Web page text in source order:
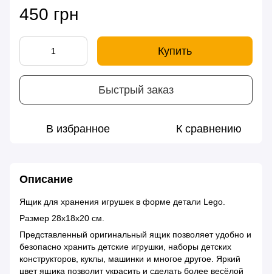
450 грн
Купить
Быстрый заказ
В избранное К сравнению
Описание
Ящик для хранения игрушек в форме детали Lego.
Размер 28х18х20 см.
Представленный оригинальный ящик позволяет удобно и
безопасно хранить детские игрушки, наборы детских
конструкторов, куклы, машинки и многое другое. Яркий
цвет ящика позволит украсить и сделать более весёлой